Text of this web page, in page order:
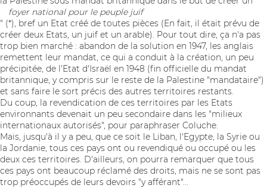
foyer national pour le peuple juif
" (*), bref un Etat créé de toutes pièces (En fait, il était prévu de
créer deux Etats, un juif et un arable). Pour tout dire, ça n'a pas
trop bien marché : abandon de la solution en 1947, les anglais
remettent leur mandat, ce qui a conduit à la création, un peu
précipitée, de l'Etat d'Israël en 1948 (fin officielle du mandat
britannique, y compris sur le reste de la Palestine "mandataire")
et sans faire le sort précis des autres territoires restants.
Du coup, la revendication de ces territoires par les Etats
environnants devenait un peu secondaire dans les "milieux
internationaux autorisés", pour paraphraser Coluche.
Mais, jusqu'à il y a peu, que ce soit le Liban, l'Egypte, la Syrie ou
la Jordanie, tous ces pays ont ou revendiqué ou occupé ou les
deux ces territoires. D'ailleurs, on pourra remarquer que tous
ces pays ont beaucoup réclamé des droits, mais ne se sont pas
trop préoccupés de leurs devoirs "y afférant"...